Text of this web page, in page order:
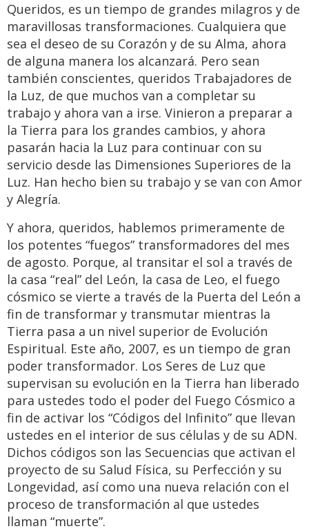
Queridos, es un tiempo de grandes milagros y de
maravillosas transformaciones. Cualquiera que
sea el deseo de su Corazón y de su Alma, ahora
de alguna manera los alcanzará. Pero sean
también conscientes, queridos Trabajadores de
la Luz, de que muchos van a completar su
trabajo y ahora van a irse. Vinieron a preparar a
la Tierra para los grandes cambios, y ahora
pasarán hacia la Luz para continuar con su
servicio desde las Dimensiones Superiores de la
Luz. Han hecho bien su trabajo y se van con Amor
y Alegría.
Y ahora, queridos, hablemos primeramente de
los potentes “fuegos” transformadores del mes
de agosto. Porque, al transitar el sol a través de
la casa “real” del León, la casa de Leo, el fuego
cósmico se vierte a través de la Puerta del León a
fin de transformar y transmutar mientras la
Tierra pasa a un nivel superior de Evolución
Espiritual. Este año, 2007, es un tiempo de gran
poder transformador. Los Seres de Luz que
supervisan su evolución en la Tierra han liberado
para ustedes todo el poder del Fuego Cósmico a
fin de activar los “Códigos del Infinito” que llevan
ustedes en el interior de sus células y de su ADN.
Dichos códigos son las Secuencias que activan el
proyecto de su Salud Física, su Perfección y su
Longevidad, así como una nueva relación con el
proceso de transformación al que ustedes
llaman “muerte”.